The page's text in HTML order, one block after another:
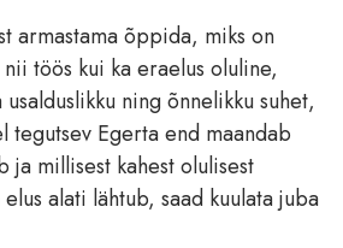
armastama õppida, miks on
töös kui ka eraelus oluline,
ning õnnelikku suhet,
tegutsev Egerta end maandab
ja millisest kahest olulisest
alati lähtub, saad kuulata juba